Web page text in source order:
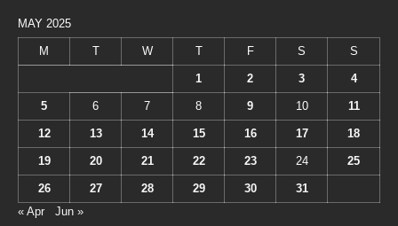
MAY 2025
M T W T F S S
1 2 3 4
5 6 7 8 9 10 11
12 13 14 15 16 17 18
19 20 21 22 23 24 25
26 27 28 29 30
31
« Apr
Jun »